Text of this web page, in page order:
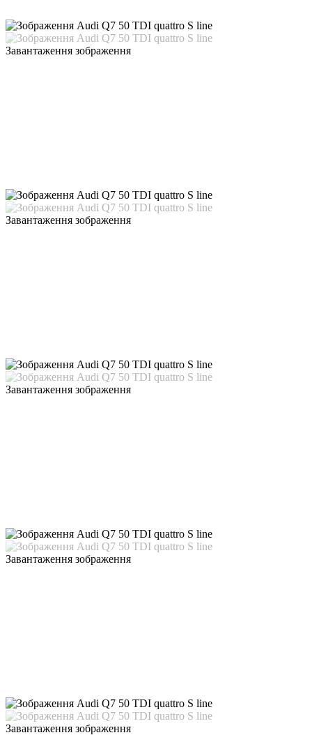
Завантаження зображення
Завантаження зображення
Завантаження зображення
Завантаження зображення
Завантаження зображення